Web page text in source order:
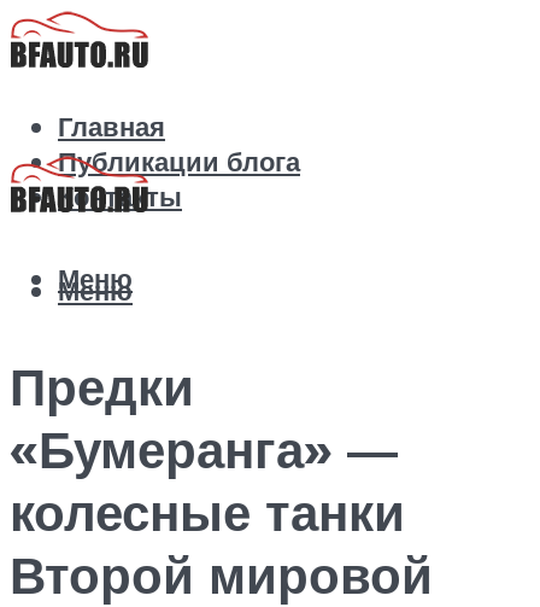
Главная
Публикации блога
Контакты
Меню
Меню
Предки
«Бумеранга» —
колесные танки
Второй мировой